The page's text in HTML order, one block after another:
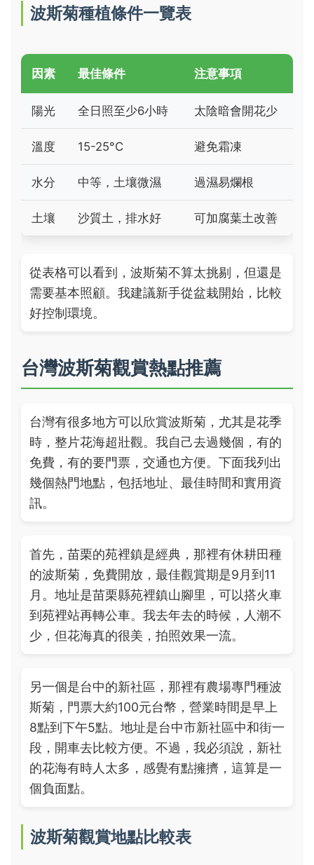
波斯菊種植條件一覽表
因素 最佳條件 注意事項
陽光 全日照至少6小時 太陰暗會開花少
溫度 15-25°C 避免霜凍
水分 中等，土壤微濕 過濕易爛根
土壤 沙質土，排水好 可加腐葉土改善
從表格可以看到，波斯菊不算太挑剔，但還是
需要基本照顧。我建議新手從盆栽開始，比較
好控制環境。
台灣波斯菊觀賞熱點推薦
台灣有很多地方可以欣賞波斯菊，尤其是花季
時，整片花海超壯觀。我自己去過幾個，有的
免費，有的要門票，交通也方便。下面我列出
幾個熱門地點，包括地址、最佳時間和實用資
訊。
首先，苗栗的苑裡鎮是經典，那裡有休耕田種
的波斯菊，免費開放，最佳觀賞期是9月到11
月。地址是苗栗縣苑裡鎮山腳里，可以搭火車
到苑裡站再轉公車。我去年去的時候，人潮不
少，但花海真的很美，拍照效果一流。
另一個是台中的新社區，那裡有農場專門種波
斯菊，門票大約100元台幣，營業時間是早上
8點到下午5點。地址是台中市新社區中和街一
段，開車去比較方便。不過，我必須說，新社
的花海有時人太多，感覺有點擁擠，這算是一
個負面點。
波斯菊觀賞地點比較表